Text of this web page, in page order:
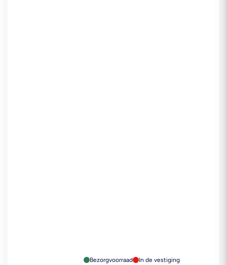
Bezorgvoorraad
In de vestiging